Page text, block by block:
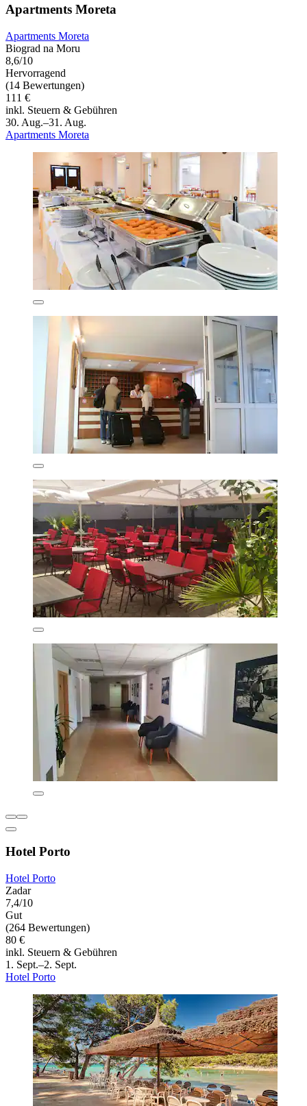
Apartments Moreta
Apartments Moreta
Biograd na Moru
8,6/10
Hervorragend
(14 Bewertungen)
111 €
inkl. Steuern & Gebühren
30. Aug.–31. Aug.
Apartments Moreta
Hotel Porto
Hotel Porto
Zadar
7,4/10
Gut
(264 Bewertungen)
80 €
inkl. Steuern & Gebühren
1. Sept.–2. Sept.
Hotel Porto